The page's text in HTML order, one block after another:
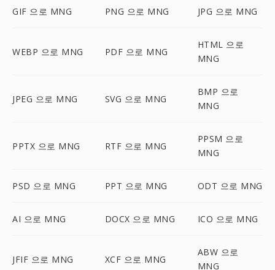
GIF 으로 MNG PNG 으로 MNG JPG 으로 MNG
WEBP 으로 MNG PDF 으로 MNG
HTML 으로
MNG
JPEG 으로 MNG SVG 으로 MNG
BMP 으로
MNG
PPTX 으로 MNG RTF 으로 MNG
PPSM 으로
MNG
PSD 으로 MNG PPT 으로 MNG ODT 으로 MNG
AI 으로 MNG DOCX 으로 MNG ICO 으로 MNG
JFIF 으로 MNG XCF 으로 MNG
ABW 으로
MNG